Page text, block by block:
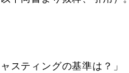
スティングの基準は？」